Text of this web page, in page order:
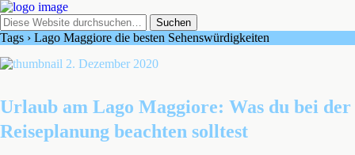
Tags › Lago Maggiore die besten Sehenswürdigkeiten
2. Dezember 2020
Urlaub am Lago Maggiore: Was du bei der
Reiseplanung beachten solltest